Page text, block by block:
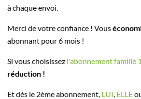
à chaque envoi.
Merci de votre confiance ! Vous
abonnant pour 6 mois !
Si vous choisissez l'abonnement famille
réduction !
Et dès le 2ème abonnement, LUI ELLE